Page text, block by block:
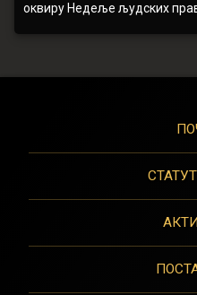
оквиру Недеље људских